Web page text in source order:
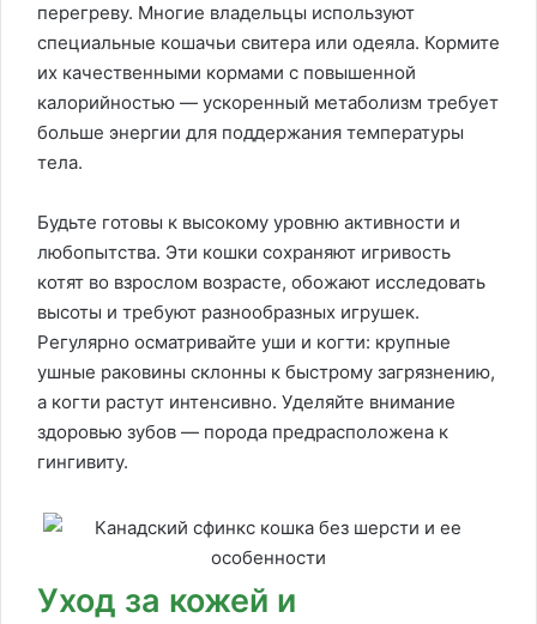
перегреву. Многие владельцы используют
специальные кошачьи свитера или одеяла. Кормите
их качественными кормами с повышенной
калорийностью — ускоренный метаболизм требует
больше энергии для поддержания температуры
тела.
Будьте готовы к высокому уровню активности и
любопытства. Эти кошки сохраняют игривость
котят во взрослом возрасте, обожают исследовать
высоты и требуют разнообразных игрушек.
Регулярно осматривайте уши и когти: крупные
ушные раковины склонны к быстрому загрязнению,
а когти растут интенсивно. Уделяйте внимание
здоровью зубов — порода предрасположена к
гингивиту.
Уход за кожей и